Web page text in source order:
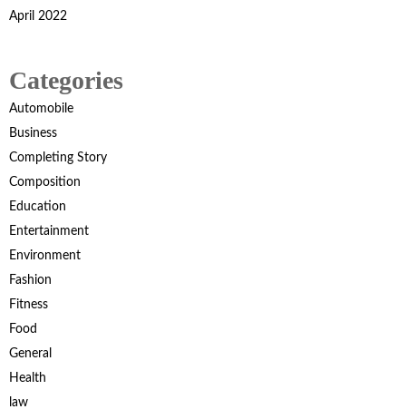
April 2022
Categories
Automobile
Business
Completing Story
Composition
Education
Entertainment
Environment
Fashion
Fitness
Food
General
Health
law